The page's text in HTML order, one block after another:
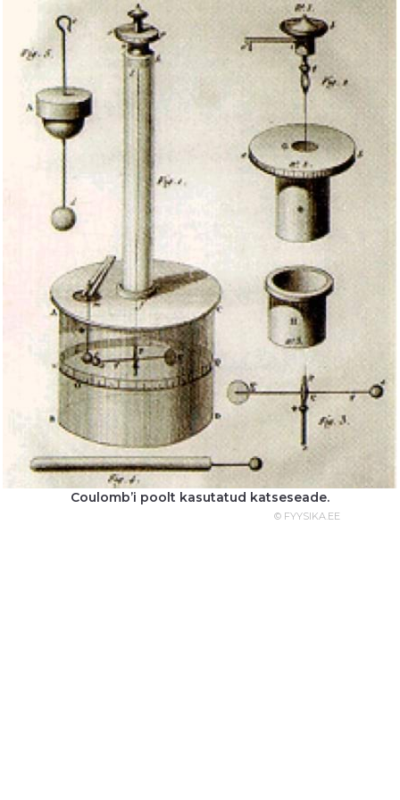
Coulomb’i poolt kasutatud katseseade.
© FYYSIKA.EE